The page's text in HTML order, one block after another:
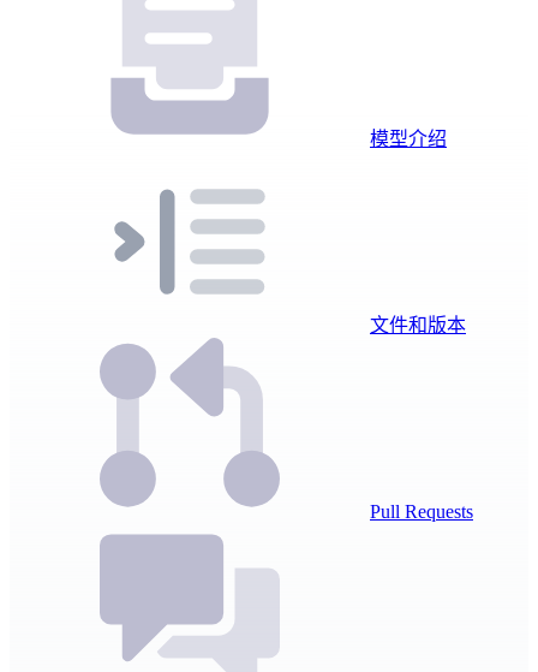
模型介绍
文件和版本
Pull Requests